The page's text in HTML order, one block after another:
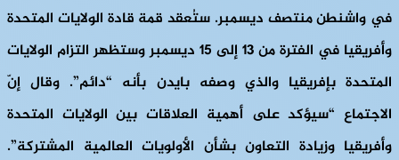
في واشنطن منتصف ديسمبر. ستُعقد قمة قادة الولايات المتحدة
وأفريقيا في الفترة من 13 إلى 15 ديسمبر وستظهر التزام الولايات
المتحدة بإفريقيا والذي وصفه بايدن بأنه “دائم”. وقال إنّ
الاجتماع “سيؤكد على أهمية العلاقات بين الولايات المتحدة
وأفريقيا وزيادة التعاون بشأن الأولويات العالمية المشتركة”.